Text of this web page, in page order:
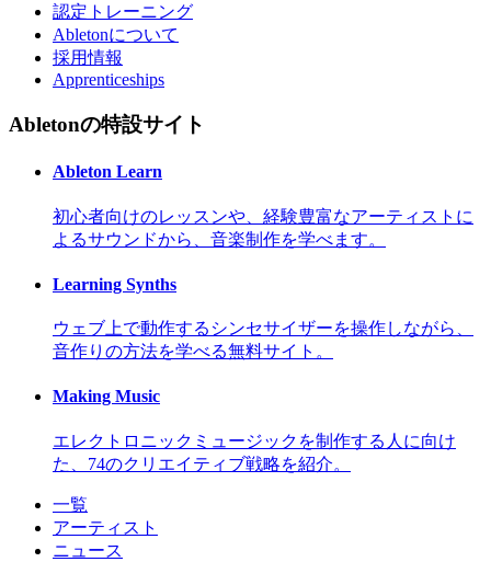
認定トレーニング
Abletonについて
採用情報
Apprenticeships
Abletonの特設サイト
Ableton Learn
初心者向けのレッスンや、経験豊富なアーティストに
よるサウンドから、音楽制作を学べます。
Learning Synths
ウェブ上で動作するシンセサイザーを操作しながら、
音作りの方法を学べる無料サイト。
Making Music
エレクトロニックミュージックを制作する人に向け
た、74のクリエイティブ戦略を紹介。
一覧
アーティスト
ニュース